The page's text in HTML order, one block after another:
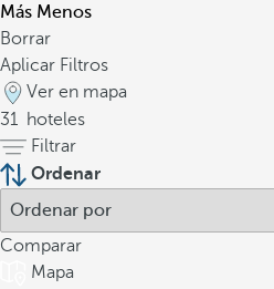
Más Menos
Borrar
Aplicar Filtros
Ver en mapa
31 hoteles
Filtrar
Ordenar
Comparar
Mapa